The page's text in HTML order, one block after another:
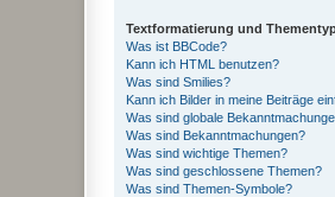
Textformatierung und
Was ist BBCode?
Kann ich HTML benutzen?
Was sind Smilies?
Kann ich Bilder in meine Beiträge
Was sind globale
Was sind Bekanntmachungen?
Was sind wichtige Themen?
Was sind geschlossene Themen?
Was sind Themen-Symbole?